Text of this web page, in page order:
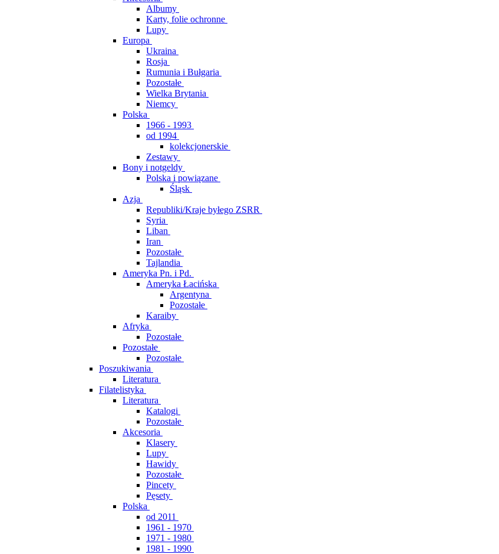
Albumy
Karty, folie ochronne
Lupy
Europa
Ukraina
Rosja
Rumunia i Bułgaria
Pozostałe
Wielka Brytania
Niemcy
Polska
1966 - 1993
od 1994
kolekcjonerskie
Zestawy
Bony i notgeldy
Polska i powiązane
Śląsk
Azja
Republiki/Kraje byłego ZSRR
Syria
Liban
Iran
Pozostałe
Tajlandia
Ameryka Pn. i Pd.
Ameryka Łacińska
Argentyna
Pozostałe
Karaiby
Afryka
Pozostałe
Pozostałe
Pozostałe
Poszukiwania
Literatura
Filatelistyka
Literatura
Katalogi
Pozostałe
Akcesoria
Klasery
Lupy
Hawidy
Pozostałe
Pincety
Pęsety
Polska
od 2011
1961 - 1970
1971 - 1980
1981 - 1990